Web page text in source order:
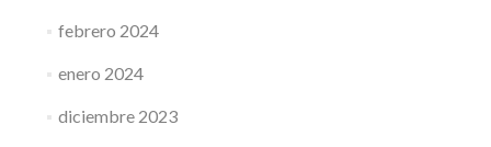
febrero 2024
enero 2024
diciembre 2023